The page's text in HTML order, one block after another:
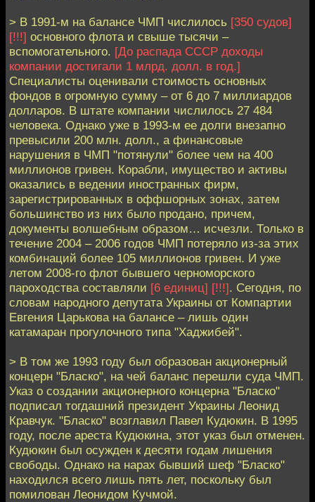
> В 1991-м на балансе ЧМП числилось [350 судов]
[!!!] основного флота и свыше тысячи –
вспомогательного. [До распада СССР доходы
компании достигали 1 млрд. долл. в год.]
Специалисты оценивали стоимость основных
фондов в огромную сумму – от 6 до 7 миллиардов
долларов. В штате компании числилось 27 484
человека. Однако уже в 1993-м ее долги внезапно
превысили 200 млн. долл., а финансовые
нарушения в ЧМП "потянули" более чем на 400
миллионов гривен. Корабли, имущество и активы
оказались в ведении иностранных фирм,
зарегистрированных в оффшорных зонах, затем
большинство из них было продано, причем,
документы волшебным образом… исчезли. Только в
течение 2004 – 2006 годов ЧМП потеряло из-за этих
комбинаций более 105 миллионов гривен. И уже
летом 2008-го флот бывшего черноморского
пароходства составляли [6 единиц] [!!!]. Сегодня, по
словам народного депутата Украины от Компартии
Евгения Царькова на балансе – лишь один
катамаран прогулочного типа "Хаджибей".
> В том же 1993 году был образован акционерный
концерн "Бласко", на чей баланс перешли суда ЧМП.
Указ о создании акционерного концерна "Бласко"
подписал тогдашний президент Украины Леонид
Кравчук. "Бласко" возглавил Павел Кудюкин. В 1995
году, после ареста Кудюкина, этот указ был отменен.
Кудюкин был осужден к десяти годам лишения
свободы. Однако на нарах бывший шеф "Бласко"
находился всего лишь пять лет, поскольку был
помилован Леонидом Кучмой.